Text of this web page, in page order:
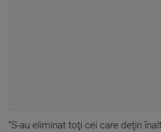
”S-au eliminat toţi cei care deţin